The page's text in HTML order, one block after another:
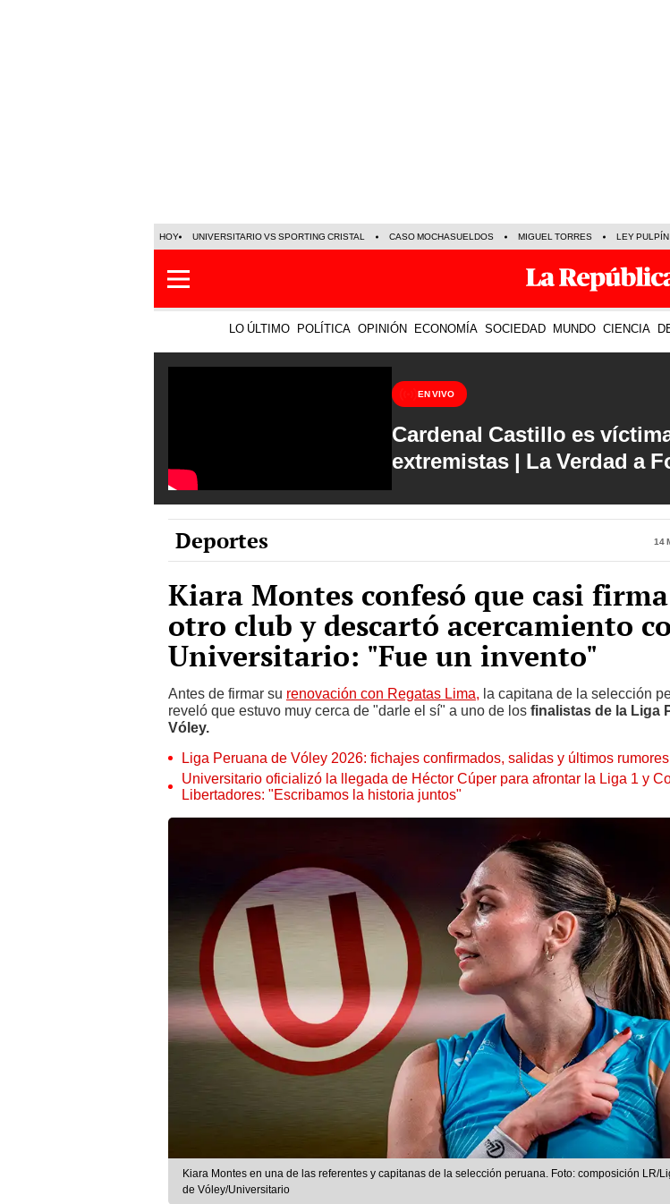
HOY UNIVERSITARIO VS SPORTING CRISTAL CASO MOCHASUELDOS MIGUEL TORRES LEY PULPÍN
LO ÚLTIMO POLÍTICA OPINIÓN ECONOMÍA SOCIEDAD MUNDO CIENCIA
EN VIVO
Cardenal Castillo es
extremistas | La Verdad a
Deportes 14
Kiara Montes confesó que casi
otro club y descartó acercamiento
Universitario: "Fue un invento"
Antes de firmar su renovación con Regatas Lima, la capitana de la selección
reveló que estuvo muy cerca de "darle el sí" a uno de los finalistas de la Liga
Vóley.
Liga Peruana de Vóley 2026: fichajes confirmados, salidas y últimos
Universitario oficializó la llegada de Héctor Cúper para afrontar la Liga 1 y
Libertadores: "Escribamos la historia juntos"
Kiara Montes en una de las referentes y capitanas de la selección peruana. Foto: composición LR/
de Vóley/Universitario